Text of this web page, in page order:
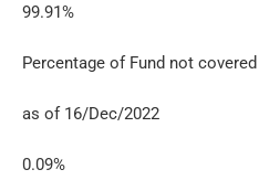
99.91%
Percentage of Fund not covered
as of 16/Dec/2022
0.09%